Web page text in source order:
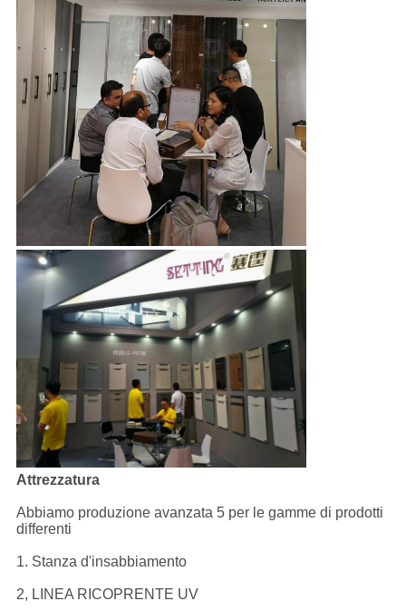
Attrezzatura
Abbiamo produzione avanzata 5 per le gamme di prodotti
differenti
1. Stanza d'insabbiamento
2, LINEA RICOPRENTE UV